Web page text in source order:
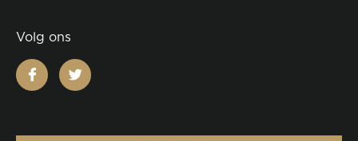
Volg ons
facebooktwitter